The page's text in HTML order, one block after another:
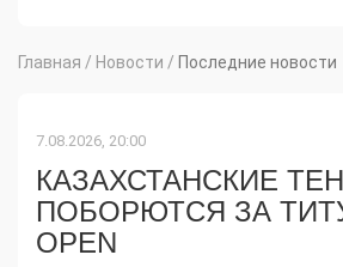
Главная / Новости / Последние новости
7.08.2026, 20:00
КАЗАХСТАНСКИЕ
ПОБОРЮТСЯ ЗА
OPEN